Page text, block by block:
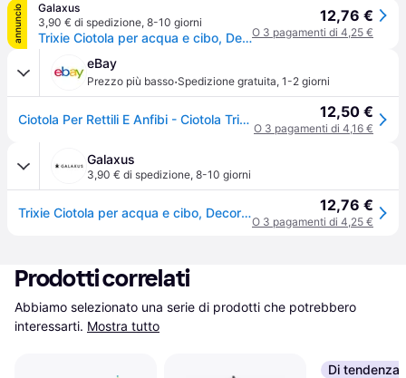
annuncio
Galaxus
3,90 € di spedizione, 8-10 giorni
Trixie Ciotola per acqua e cibo, Decorazione terrario
12,76 €
O 3 pagamenti di 4,25 €
eBay
Prezzo più basso·Spedizione gratuita, 1-2 giorni
Ciotola Per Rettili E Anfibi - Ciotola Trixie Per Acqua E Mangime Stilizzata 12,50 €
O 3 pagamenti di 4,16 €
Galaxus
3,90 € di spedizione, 8-10 giorni
Trixie Ciotola per acqua e cibo, Decorazione terrario 12,76 €
O 3 pagamenti di 4,25 €
Prodotti correlati
Abbiamo selezionato una serie di prodotti che potrebbero
interessarti. Mostra tutto
Di tendenza